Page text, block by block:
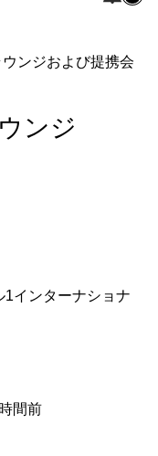
ンジおよび提携会
ンジ
1インターナショナ
間前